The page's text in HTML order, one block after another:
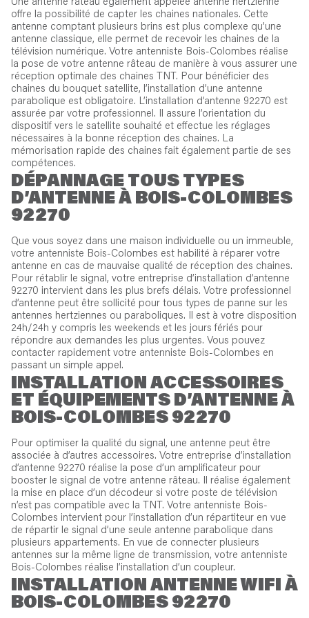
Une antenne râteau également appelée antenne hertzienne
offre la possibilité de capter les chaines nationales. Cette
antenne comptant plusieurs brins est plus complexe qu’une
antenne classique, elle permet de recevoir les chaines de la
télévision numérique. Votre antenniste Bois-Colombes réalise
la pose de votre antenne râteau de manière à vous assurer une
réception optimale des chaines TNT. Pour bénéficier des
chaines du bouquet satellite, l’installation d’une antenne
parabolique est obligatoire. L’installation d’antenne 92270 est
assurée par votre professionnel. Il assure l’orientation du
dispositif vers le satellite souhaité et effectue les réglages
nécessaires à la bonne réception des chaines. La
mémorisation rapide des chaines fait également partie de ses
compétences.
DÉPANNAGE TOUS TYPES
D’ANTENNE À BOIS-COLOMBES
92270
Que vous soyez dans une maison individuelle ou un immeuble,
votre antenniste Bois-Colombes est habilité à réparer votre
antenne en cas de mauvaise qualité de réception des chaines.
Pour rétablir le signal, votre entreprise d’installation d’antenne
92270 intervient dans les plus brefs délais. Votre professionnel
d’antenne peut être sollicité pour tous types de panne sur les
antennes hertziennes ou paraboliques. Il est à votre disposition
24h/24h y compris les weekends et les jours fériés pour
répondre aux demandes les plus urgentes. Vous pouvez
contacter rapidement votre antenniste Bois-Colombes en
passant un simple appel.
INSTALLATION ACCESSOIRES
ET ÉQUIPEMENTS D’ANTENNE À
BOIS-COLOMBES 92270
Pour optimiser la qualité du signal, une antenne peut être
associée à d’autres accessoires. Votre entreprise d’installation
d’antenne 92270 réalise la pose d’un amplificateur pour
booster le signal de votre antenne râteau. Il réalise également
la mise en place d’un décodeur si votre poste de télévision
n’est pas compatible avec la TNT. Votre antenniste Bois-
Colombes intervient pour l’installation d’un répartiteur en vue
de répartir le signal d’une seule antenne parabolique dans
plusieurs appartements. En vue de connecter plusieurs
antennes sur la même ligne de transmission, votre antenniste
Bois-Colombes réalise l’installation d’un coupleur.
INSTALLATION ANTENNE WIFI À
BOIS-COLOMBES 92270